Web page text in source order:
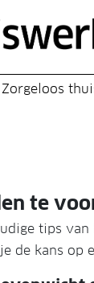
Zorgeloos
te
tips
de kans op